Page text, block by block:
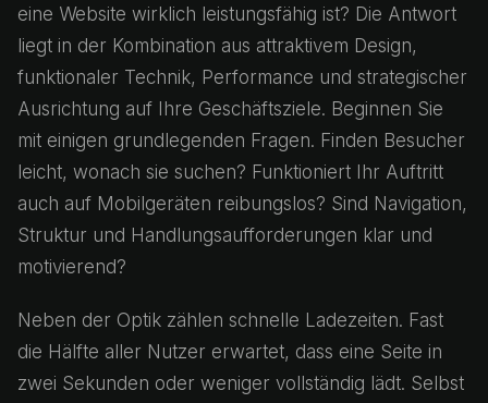
eine Website wirklich leistungsfähig ist? Die Antwort
liegt in der Kombination aus attraktivem Design,
funktionaler Technik, Performance und strategischer
Ausrichtung auf Ihre Geschäftsziele. Beginnen Sie
mit einigen grundlegenden Fragen. Finden Besucher
leicht, wonach sie suchen? Funktioniert Ihr Auftritt
auch auf Mobilgeräten reibungslos? Sind Navigation,
Struktur und Handlungsaufforderungen klar und
motivierend?
Neben der Optik zählen schnelle Ladezeiten. Fast
die Hälfte aller Nutzer erwartet, dass eine Seite in
zwei Sekunden oder weniger vollständig lädt. Selbst